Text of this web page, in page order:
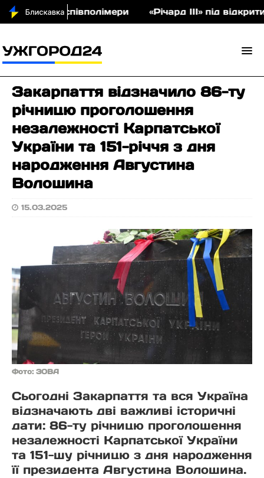
співполімери «Річард ІІІ» під
Закарпаття відзначило 86-ту
річницю проголошення
незалежності Карпатської
України та 151-річчя з дня
народження Августина
Волошина
15.03.2025
Фото: ЗОВА
Сьогодні Закарпаття та вся Україна
відзначають дві важливі історичні
дати: 86-ту річницю проголошення
незалежності Карпатської України
та 151-шу річницю з дня народження
її президента Августина Волошина.